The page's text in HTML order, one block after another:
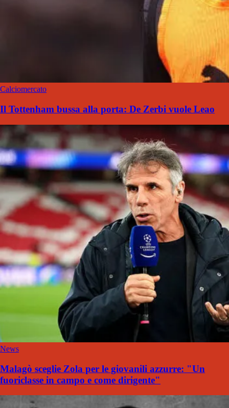
Calciomercato
Il Tottenham bussa alla porta: De Zerbi vuole Leao
News
Malagò sceglie Zola per le giovanili azzurre: "Un
fuoriclasse in campo e come dirigente"